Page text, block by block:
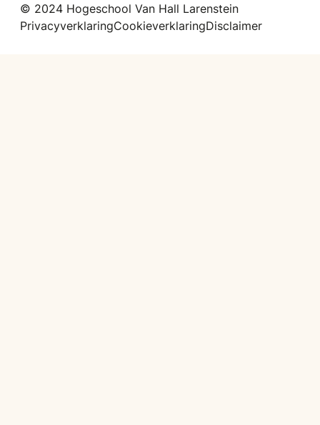
© 2024 Hogeschool Van Hall Larenstein
PrivacyverklaringCookieverklaringDisclaimer